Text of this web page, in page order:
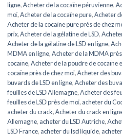
ligne,Acheter de la cocaïne péruvienne,
moi,Acheter de la cocaïne pure,Acheter
Acheter de la cocaïne pure près de chez
prix,Acheter de la gélatine de LSD,
Acheter de la gélatine de LSD en ligne,
MDMA en ligne,Acheter de la MDMA
cocaïne,Acheter de la poudre de cocaïne
cocaïne près de chez moi,Acheter des
buvards de LSD en ligne,Acheter des
feuilles de LSD Allemagne,Acheter des
feuilles de LSD près de moi, acheter du
acheter du crack,Acheter du crack en
Allemagne, acheter du LSD Autriche,
LSD France, acheter du lsd liquide,